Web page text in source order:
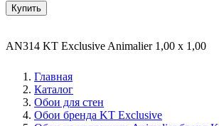
Купить
AN314 KT Exclusive Animalier 1,00 x 1,00
Главная
Каталог
Обои для стен
Обои бренда KT Exclusive